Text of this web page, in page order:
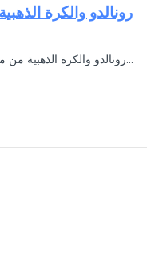
رونالدو والكرة
ronaldo رونالدو والكرة الذهبية من مقياس للأفضلية الى جائزة وهمية...